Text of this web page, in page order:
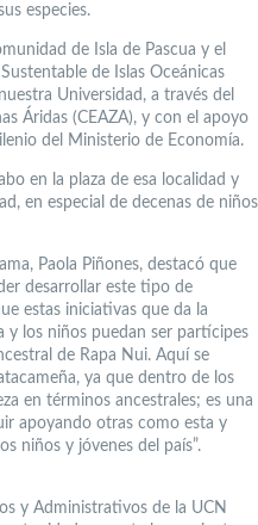
especies.
de Isla de Pascua y el
de Islas Oceánicas
Universidad, a través del
Áridas (CEAZA), y con el apoyo
del Ministerio de Economía.
en la plaza de esa localidad y
en especial de decenas de niños
Paola Piñones, destacó que
desarrollar este tipo de
estas iniciativas que da la
y los niños puedan ser partícipes
de Rapa Nui. Aquí se
ya que dentro de los
en términos ancestrales; es una
apoyando otras como esta y
niños y jóvenes del país”.
y Administrativos de la UCN